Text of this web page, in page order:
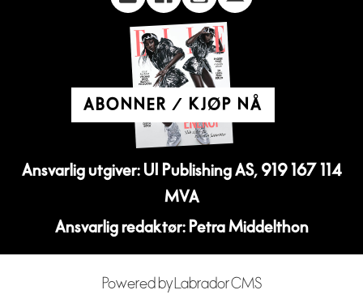
ABONNER / KJØP NÅ
Ansvarlig utgiver: UI Publishing AS, 919 167 114
MVA
Ansvarlig redaktør: Petra Middelthon
Powered by Labrador CMS